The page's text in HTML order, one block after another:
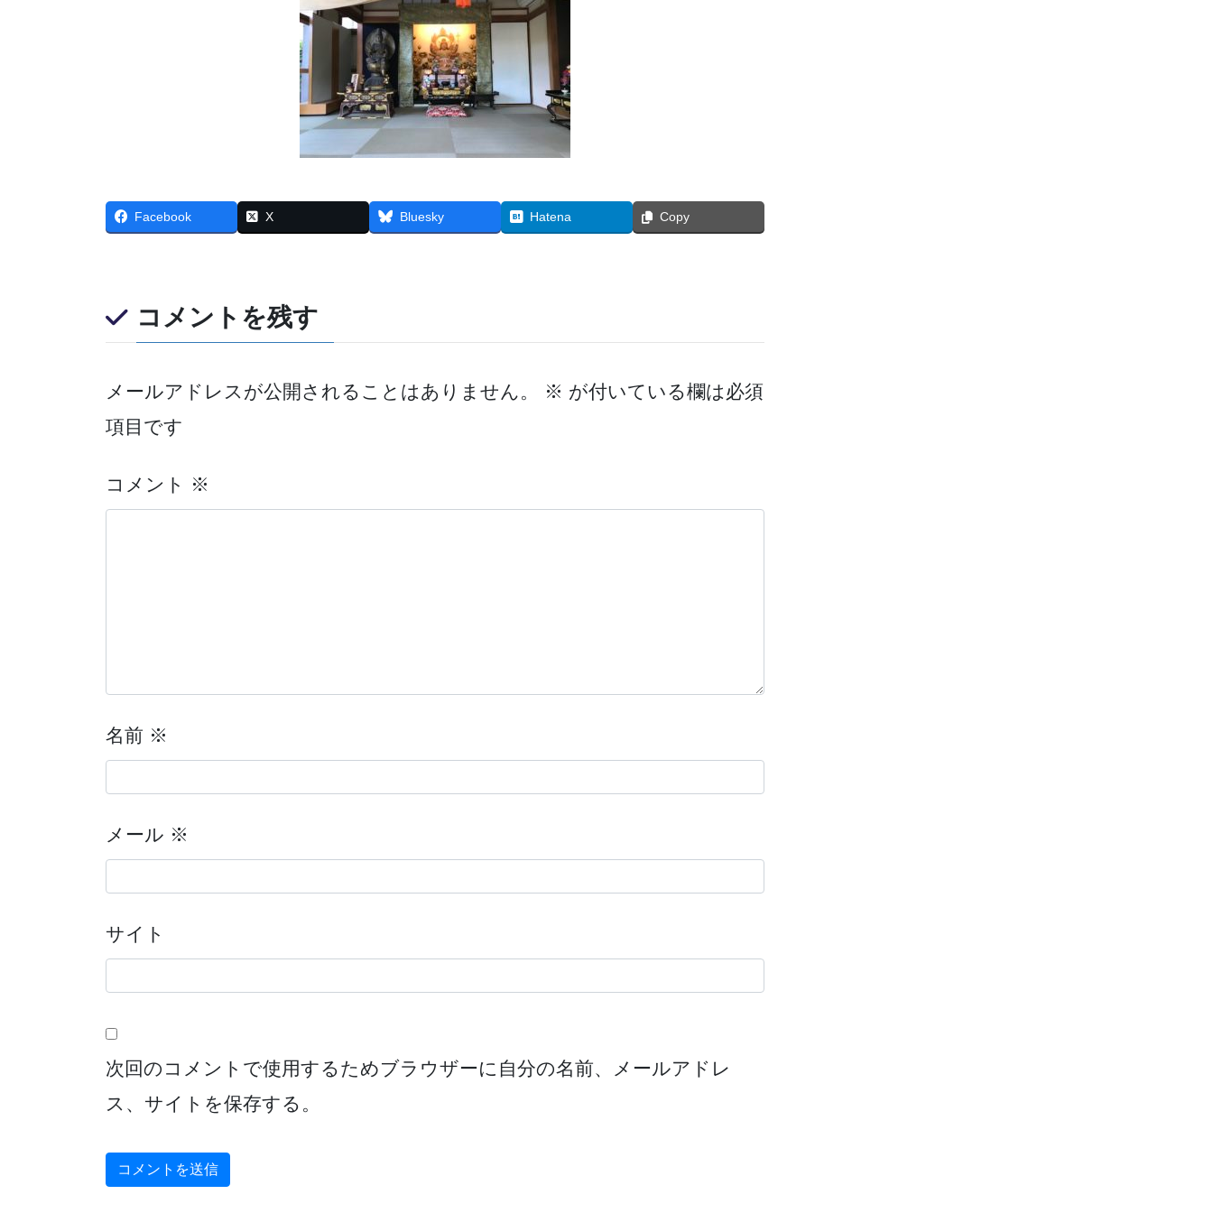
Facebook X Bluesky Hatena Copy
コメントを残す
メールアドレスが公開されることはありません。 ※ が付いている欄は必須
項目です
コメント ※
名前 ※
メール ※
サイト
次回のコメントで使用するためブラウザーに自分の名前、メールアドレ
ス、サイトを保存する。